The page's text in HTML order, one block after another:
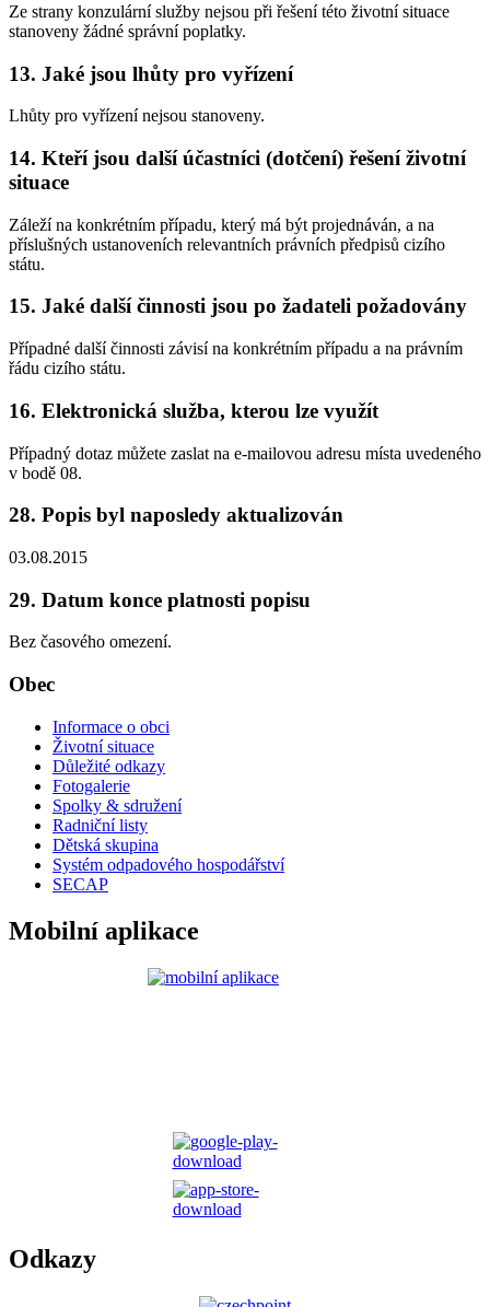
Ze strany konzulární služby nejsou při řešení této životní situace
stanoveny žádné správní poplatky.
13. Jaké jsou lhůty pro vyřízení
Lhůty pro vyřízení nejsou stanoveny.
14. Kteří jsou další účastníci (dotčení) řešení životní
situace
Záleží na konkrétním případu, který má být projednáván, a na
příslušných ustanoveních relevantních právních předpisů cizího
státu.
15. Jaké další činnosti jsou po žadateli požadovány
Případné další činnosti závisí na konkrétním případu a na právním
řádu cizího státu.
16. Elektronická služba, kterou lze využít
Případný dotaz můžete zaslat na e-mailovou adresu místa uvedeného
v bodě 08.
28. Popis byl naposledy aktualizován
03.08.2015
29. Datum konce platnosti popisu
Bez časového omezení.
Obec
Informace o obci
Životní situace
Důležité odkazy
Fotogalerie
Spolky & sdružení
Radniční listy
Dětská skupina
Systém odpadového hospodářství
SECAP
Mobilní aplikace
Odkazy